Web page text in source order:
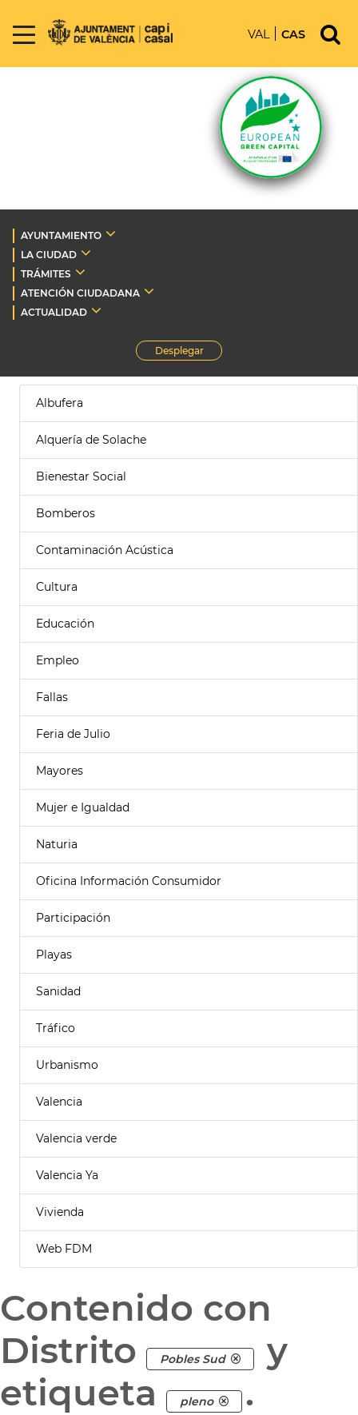
VAL CAS
AYUNTAMIENTO
LA CIUDAD
TRÁMITES
ATENCIÓN CIUDADANA
ACTUALIDAD
Desplegar
Albufera
Alquería de Solache
Bienestar Social
Bomberos
Contaminación Acústica
Cultura
Educación
Empleo
Fallas
Feria de Julio
Mayores
Mujer e Igualdad
Naturia
Oficina Información Consumidor
Participación
Playas
Sanidad
Tráfico
Urbanismo
Valencia
Valencia verde
Valencia Ya
Vivienda
Web FDM
Contenido con
Distrito
Pobles Sud
y
etiqueta
pleno .